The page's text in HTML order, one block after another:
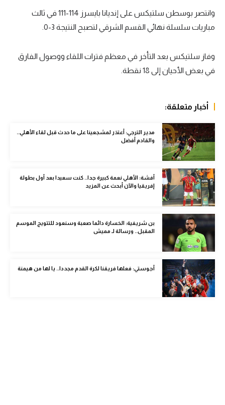
سعودي في الجول
الدوري الإنجليزي
الدوري الإسباني
دوري أبطال أوروبا
أمم إفريقيا
كرة السلة الأمريكية
كرة سلة
كرة يد
كرة طائرة
الوطن العربي
رياضة نسائية
آسيا
وانتصر بوسطن سلتيكس على إنديانا بايسرز 114-111 في ثالث
مباريات سلسلة نهائي القسم الشرقي لتصبح النتيجة 3-0.
وفاز سلتيكس بعد التأخر في معظم فترات اللقاء ووصول الفارق
في بعض الأحيان إلى 18 نقطة.
أخبار متعلقة:
مدير الترجي: أعتذر لمشجعينا على ما حدث قبل لقاء الأهلي..
والقادم أفضل
أفشة: الأهلي نعمة كبيرة جدا.. كنت سعيدا بعد أول بطولة
إفريقيا والآن أبحث عن المزيد
بن شريفية: الخسارة دائما صعبة وسنعود للتتويج الموسم
المقبل.. ورسالة لـ مميش
أجوستي: فعلها فريقنا لكرة القدم مجددا.. يا لها من هيمنة